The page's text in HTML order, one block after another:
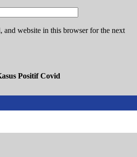
and website in this browser for the next
Positif Covid